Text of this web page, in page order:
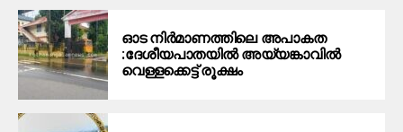
ഓട നിർമാണത്തിലെ അപാകത
:ദേശീയപാതയിൽ അയ്യങ്കാവിൽ
വെള്ളക്കെട്ട് രൂക്ഷം